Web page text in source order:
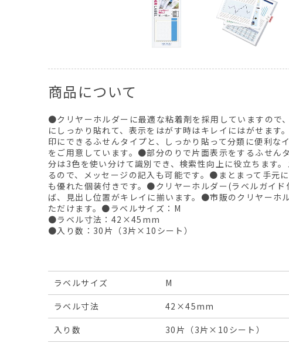
商品について
●クリヤーホルダーに最適な粘着剤を採用していますので
にしっかり貼れて、表示をはがす時はキレイにはがせます
印にできるふせんタイプと、しっかり貼って分類に便利な
をご用意しています。●部分のりで片面表示をするふせん
分は3色を使い分けて識別でき、検索性向上に役立ちます
るので、メッセージの記入も可能です。●まとまって手元
も優れた個装付きです。●クリヤーホルダー(ラベルガイ
ば、見出し位置がキレイに揃います。●市販のクリヤーホ
ただけます。●ラベルサイズ：M
●ラベル寸法：42×45mm
●入り数：30片（3片×10シート）
ラベルサイズ
M
ラベル寸法
42×45mm
入り数
30片（3片×10シート）